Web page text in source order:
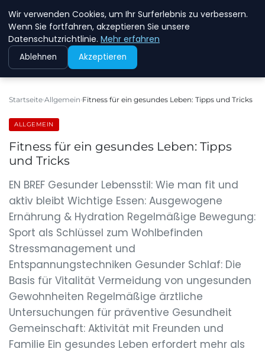
NEW ENERGY JOBS
Startseite Allgemein Fitness für ein gesundes Leben: Tipps und Tricks
ALLGEMEIN
Fitness für ein gesundes Leben: Tipps
und Tricks
EN BREF Gesunder Lebensstil: Wie man fit und
aktiv bleibt Wichtige Essen: Ausgewogene
Ernährung & Hydration Regelmäßige Bewegung:
Sport als Schlüssel zum Wohlbefinden
Stressmanagement und
Entspannungstechniken Gesunder Schlaf: Die
Basis für Vitalität Vermeidung von ungesunden
Gewohnheiten Regelmäßige ärztliche
Untersuchungen für präventive Gesundheit
Gemeinschaft: Aktivität mit Freunden und
Familie Ein gesundes Leben erfordert mehr als
Wir verwenden Cookies, um Ihr Surferlebnis zu verbessern.
Wenn Sie fortfahren, akzeptieren Sie unsere
Datenschutzrichtlinie. Mehr erfahren
Ablehnen Akzeptieren